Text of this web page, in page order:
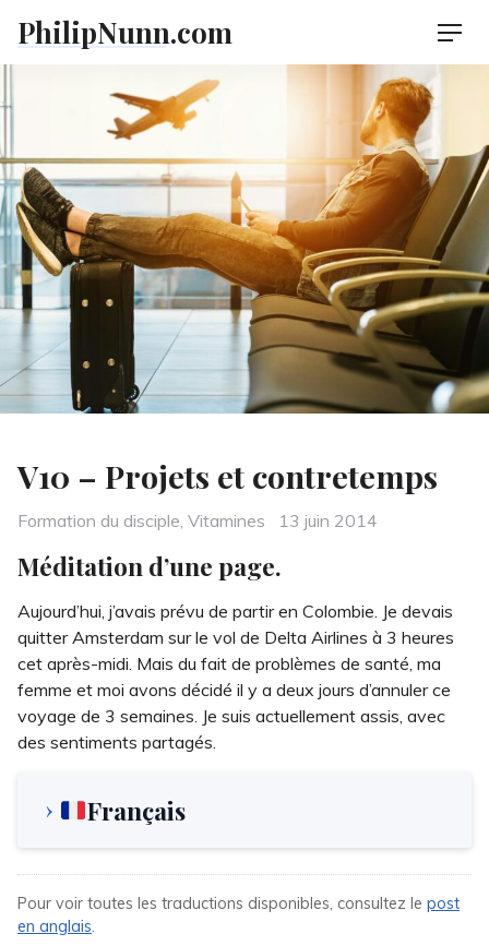
content
PhilipNunn.com
V10 – Projets et contretemps
Categories
Formation du disciple, Vitamines
Posted
13 juin 2014
Méditation d’une page.
Aujourd’hui, j’avais prévu de partir en Colombie. Je devais
quitter Amsterdam sur le vol de Delta Airlines à 3 heures
cet après-midi. Mais du fait de problèmes de santé, ma
femme et moi avons décidé il y a deux jours d’annuler ce
voyage de 3 semaines. Je suis actuellement assis, avec
des sentiments partagés.
Français
Pour voir toutes les traductions disponibles, consultez le post
en anglais.